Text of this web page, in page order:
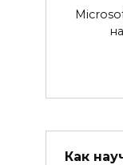
Как